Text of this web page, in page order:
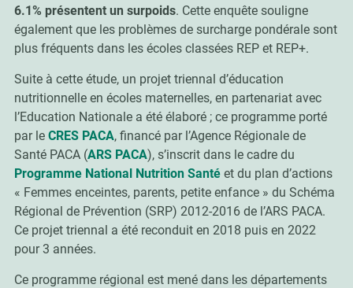
6.1% présentent un surpoids. Cette enquête souligne
également que les problèmes de surcharge pondérale sont
plus fréquents dans les écoles classées REP et REP+.
Suite à cette étude, un projet triennal d’éducation
nutritionnelle en écoles maternelles, en partenariat avec
l’Education Nationale a été élaboré ; ce programme porté
par le CRES PACA, financé par l’Agence Régionale de
Santé PACA (ARS PACA), s’inscrit dans le cadre du
Programme National Nutrition Santéet du plan d’actions
« Femmes enceintes, parents, petite enfance » du Schéma
Régional de Prévention (SRP) 2012-2016 de l’ARS PACA.
Ce projet triennal a été reconduit en 2018 puis en 2022
pour 3 années.
Ce programme régional est mené dans les départements